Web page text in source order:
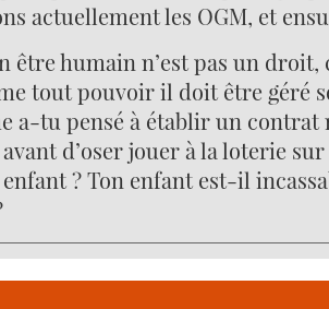
actuellement les OGM, et
être humain n’est pas un droit,
tout pouvoir il doit être géré
a-tu pensé à établir un contrat
d’oser jouer à la loterie
? Ton enfant est-il